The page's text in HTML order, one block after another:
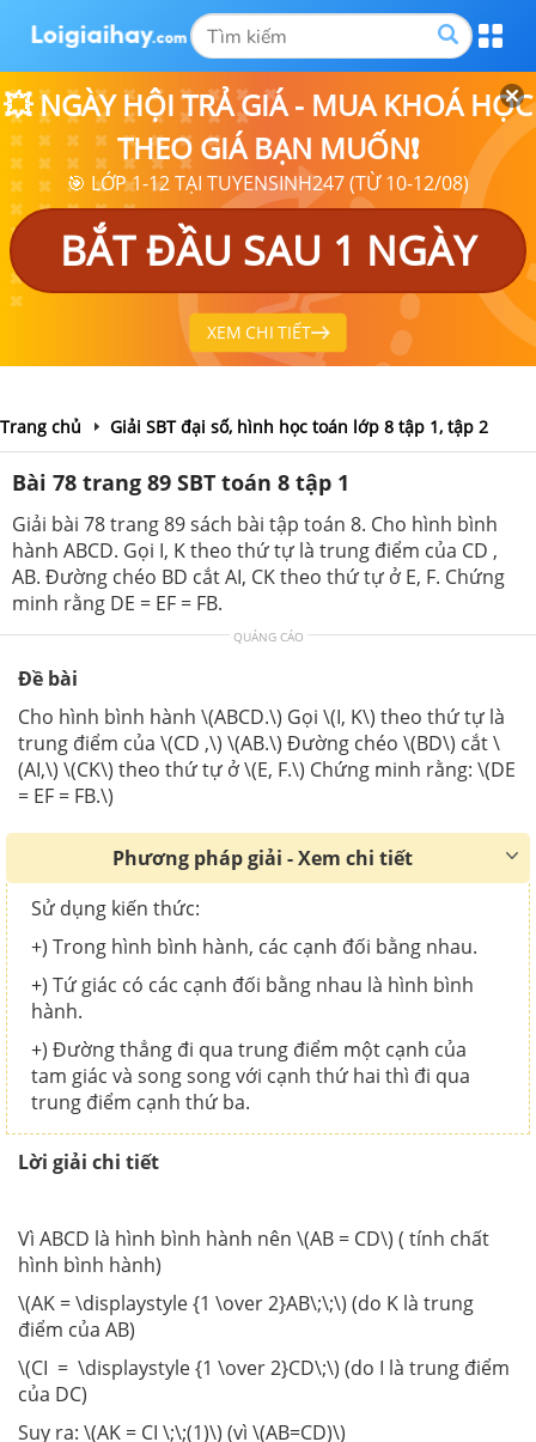
💥 NGÀY HỘI TRẢ GIÁ - MUA KHOÁ HỌC
THEO GIÁ BẠN MUỐN❗
🎯 LỚP 1-12 TẠI TUYENSINH247 (TỪ 10-12/08)
BẮT ĐẦU SAU 1 NGÀY
XEM CHI TIẾT
Trang chủ Giải SBT đại số, hình học toán lớp 8 tập 1, tập 2
Bài 78 trang 89 SBT toán 8 tập 1
Giải bài 78 trang 89 sách bài tập toán 8. Cho hình bình
hành ABCD. Gọi I, K theo thứ tự là trung điểm của CD ,
AB. Đường chéo BD cắt AI, CK theo thứ tự ở E, F. Chứng
minh rằng DE = EF = FB.
QUẢNG CÁO
Đề bài
Cho hình bình hành \(ABCD.\) Gọi \(I, K\) theo thứ tự là
trung điểm của \(CD ,\) \(AB.\) Đường chéo \(BD\) cắt \
(AI,\) \(CK\) theo thứ tự ở \(E, F.\) Chứng minh rằng: \(DE
= EF = FB.\)
Phương pháp giải - Xem chi tiết
Sử dụng kiến thức:
+) Trong hình bình hành, các cạnh đối bằng nhau.
+) Tứ giác có các cạnh đối bằng nhau là hình bình
hành.
+) Đường thẳng đi qua trung điểm một cạnh của
tam giác và song song với cạnh thứ hai thì đi qua
trung điểm cạnh thứ ba.
Lời giải chi tiết
Vì ABCD là hình bình hành nên \(AB = CD\) ( tính chất
hình bình hành)
\(AK = \displaystyle {1 \over 2}AB\;\;\) (do K là trung
điểm của AB)
\(CI = \displaystyle {1 \over 2}CD\;\) (do I là trung điểm
của DC)
Suy ra: \(AK = CI \;\;(1)\) (vì \(AB=CD)\)